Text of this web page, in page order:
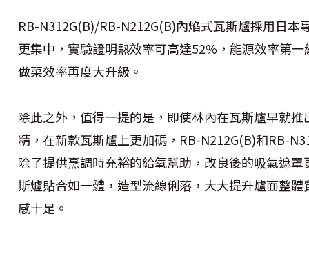
RB-N312G(B)/RB-N212G(B)內焰式瓦斯爐採用日本
更集中，實驗證明熱效率可高達52%，能源效率第
做菜效率再度大升級。
除此之外，值得一提的是，即使林內在瓦斯爐早就
精，在新款瓦斯爐上更加碼，RB-N212G(B)和RB-
除了提供烹調時充裕的給氧幫助，改良後的吸氣遮
斯爐貼合如一體，造型流線俐落，大大提升爐面整
感十足。